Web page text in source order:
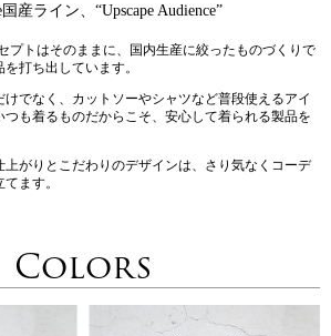
産ライン、“Upscape Audience”
プトはそのままに、国内生産に絞ったものづくりで
打ち出しています。
でなく、カットソーやシャツなど普段使えるアイ
も着るものだからこそ、安心して着られる製品を
上がりとこだわりのデザインは、さり気なくコーデ
ます。
Colors